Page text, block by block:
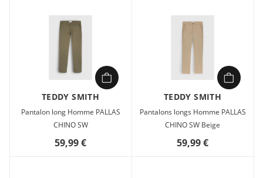
TEDDY SMITH
Pantalon long Homme PALLAS
CHINO SW
59,99 €
TEDDY SMITH
Pantalons longs Homme PALLAS
CHINO SW Beige
59,99 €